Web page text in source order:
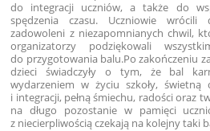
do integracji uczniów, a także do
spędzenia czasu. Uczniowie
zadowoleni z niezapomnianych chwil,
organizatorzy podziękowali
do przygotowania balu.Po zakończeniu
dzieci świadczyły o tym, że bal
wydarzeniem w życiu szkoły,
i integracji, pełną śmiechu, radości oraz
na długo pozostanie w pamięci
z niecierpliwością czekają na kolejny taki